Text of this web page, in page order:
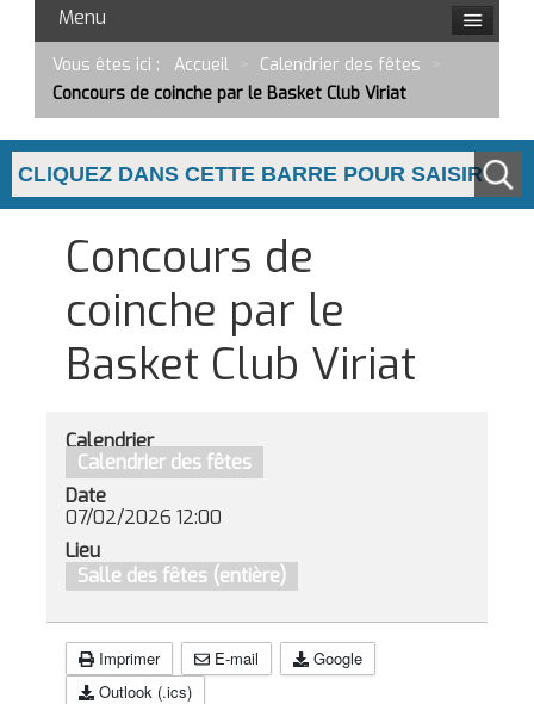
Menu
Vous êtes ici : Accueil Calendrier des fêtes
Concours de coinche par le Basket Club Viriat
Concours de
coinche par le
Basket Club Viriat
Calendrier
Calendrier des fêtes
Date
07/02/2026 12:00
Lieu
Salle des fêtes (entière)
Imprimer E-mail
Google
Outlook (.ics)